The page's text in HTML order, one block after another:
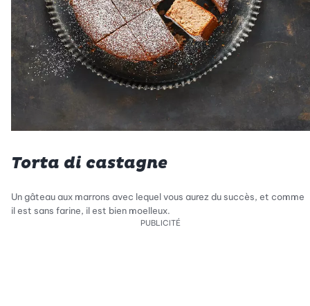
Torta di castagne
Un gâteau aux marrons avec lequel vous aurez du succès, et comme
il est sans farine, il est bien moelleux.
PUBLICITÉ